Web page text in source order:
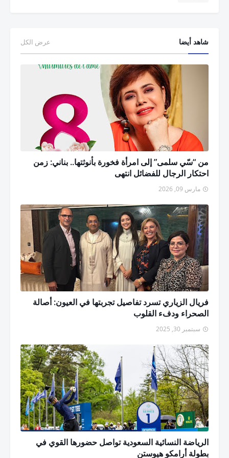
شاهد أيضا عرض الكل
من “سّي سلمى” إلى امرأة فخورة بأنوثتها.. بناني: زمن
احتكار الرجال للفضائل انتهى
مارس 09, 2026
فريال الزياري تسرد تفاصيل تجربتها في العيون: أصالة
الصحراء ودفء القلوب
سبتمبر 30, 2025
الرياضة النسائية السعودية تواصل حضورها القوي في
بطولة أرامكو هيوستن